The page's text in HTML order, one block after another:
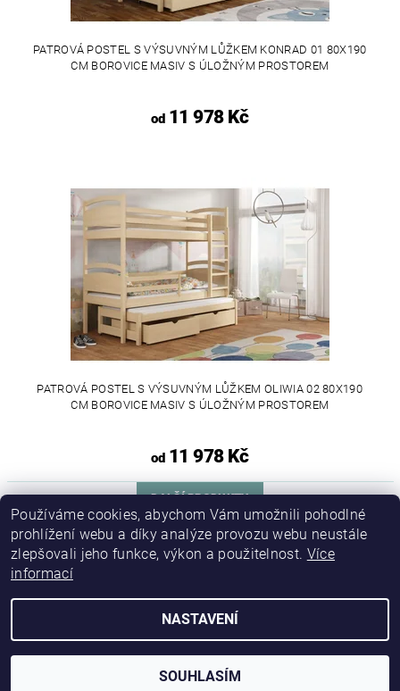
PATROVÁ POSTEL S VÝSUVNÝM LŮŽKEM KONRAD 01 80X190
CM BOROVICE MASIV S ÚLOŽNÝM PROSTOREM
od11 978 Kč
PATROVÁ POSTEL S VÝSUVNÝM LŮŽKEM OLIWIA 02 80X190
CM BOROVICE MASIV S ÚLOŽNÝM PROSTOREM
od11 978 Kč
DALŠÍ PRODUKTY
1 2
2026 © DETSKE-POSTELE.CZ, všechna práva vyhrazena
Vytvořil Shoptet
Používáme cookies, abychom Vám umožnili pohodlné
prohlížení webu a díky analýze provozu webu neustále
zlepšovali jeho funkce, výkon a použitelnost. Více
informací
NASTAVENÍ
SOUHLASÍM